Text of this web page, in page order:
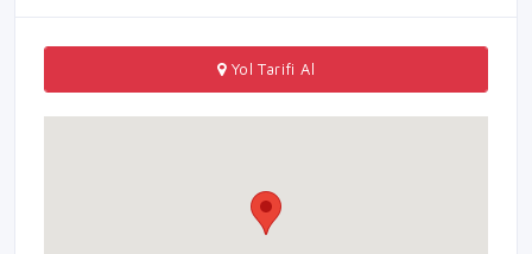
Yol Tarifi Al